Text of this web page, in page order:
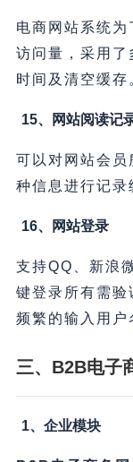
电商网站系统
访问量，采用了
时间及清空缓存
15、网站阅读记
可以对网站会员
种信息进行记录
16、网站登录
支持QQ、新浪
键登录所有需验
频繁的输入用户
三、B2B电子
1、企业模块